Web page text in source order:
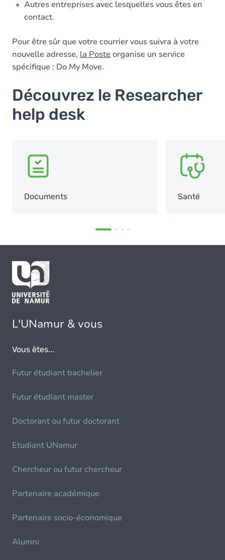
Autres entreprises avec lesquelles vous êtes en
contact.
Pour être sûr que votre courrier vous suivra à votre
nouvelle adresse, la Poste organise un service
spécifique : Do My Move.
Découvrez le Researcher
help desk
SVG
Documents
SVG
Santé
L'UNamur & vous
Vous êtes...
Futur étudiant bachelier
Futur étudiant master
Doctorant ou futur doctorant
Etudiant UNamur
Chercheur ou futur chercheur
Partenaire académique
Partenaire socio-économique
Alumni